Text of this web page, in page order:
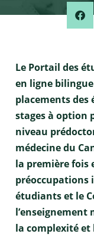
Le Portail des
en ligne
placements des
stages à option
niveau
médecine du
la première fois
préoccupations
étudiants et le
la complexité et